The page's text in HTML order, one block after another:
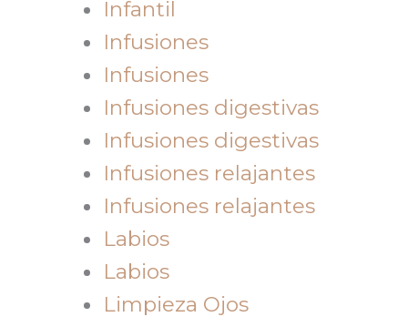
Infantil
Infusiones
Infusiones
Infusiones digestivas
Infusiones digestivas
Infusiones relajantes
Infusiones relajantes
Labios
Labios
Limpieza Ojos